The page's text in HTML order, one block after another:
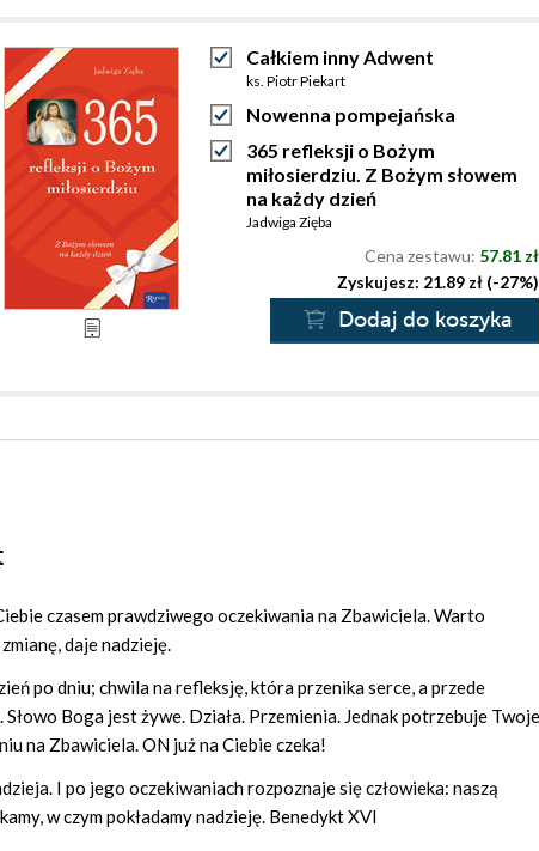
Całkiem inny Adwent
ks. Piotr Piekart
Nowenna pompejańska
365 refleksji o Bożym
miłosierdziu. Z Bożym słowem
na każdy dzień
Jadwiga Zięba
Cena zestawu: 57.81 zł
Zyskujesz: 21.89 zł (-27%)
Dodaj do koszyka
czasem prawdziwego oczekiwania na Zbawiciela. Warto
daje nadzieję.
po dniu; chwila na refleksję, która przenika serce, a przede
Boga jest żywe. Działa. Przemienia. Jednak potrzebuje
na Zbawiciela. ON już na Ciebie czeka!
I po jego oczekiwaniach rozpoznaje się człowieka: naszą
w czym pokładamy nadzieję. Benedykt XVI